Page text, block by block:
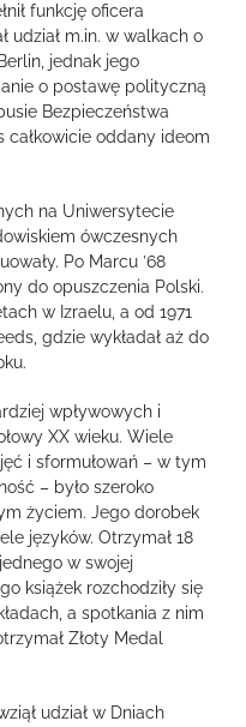
funkcję oficera
udział m.in. w walkach o
jednak jego
o postawę polityczną
Bezpieczeństwa
całkowicie oddany ideom
na Uniwersytecie
ówczesnych
Po Marcu ’68
do opuszczenia Polski.
w Izraelu, a od 1971
gdzie wykładał aż do
wpływowych i
XX wieku. Wiele
i sformułowań – w tym
– było szeroko
życiem. Jego dorobek
języków. Otrzymał 18
w swojej
książek rozchodziły się
a spotkania z nim
Złoty Medal
udział w Dniach